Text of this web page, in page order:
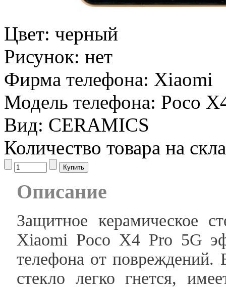
Цвет: черный
Рисунок: нет
Фирма телефона: Xiaomi
Модель телефона: Poco
Вид: CERAMICS
Количество товара на
Описание
Защитное керамическое
Xiaomi Poco X4 Pro 5G
телефона от повреждений.
стекло легко гнется,